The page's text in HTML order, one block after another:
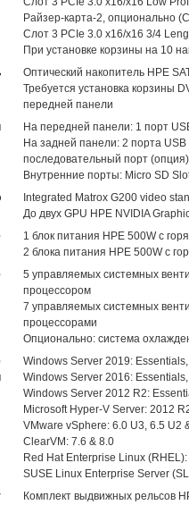
Райзер-карта-2, опционально
Слот 3 PCIe 3.0 x16/x16 3/4
При установке корзины на 10
Оптический накопитель HPE
Требуется установка корзины
передней панели
На передней панели: 1 порт
На задней панели: 2 порта
последовательный порт (опция)
Внутренние порты: Micro SD
Integrated Matrox G200 video
До двух GPU HPE NVIDIA
1 блок питания HPE 500W с
2 блока питания HPE 500W с
5 управляемых системных
процессором
7 управляемых системных
процессорами
Опционально: система
Windows Server 2019:
Windows Server 2016:
Windows Server 2012 R2:
Microsoft Hyper-V Server: 2012
VMware vSphere: 6.0 U3, 6.5 U2
ClearVM: 7.6 & 8.0
Red Hat Enterprise Linux
SUSE Linux Enterprise Server
Комплект выдвижных рельсов